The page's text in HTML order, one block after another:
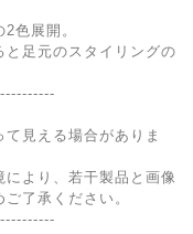
色展開。
足元のスタイリングの
見える場合がありま
より、若干製品と画像
了承ください。